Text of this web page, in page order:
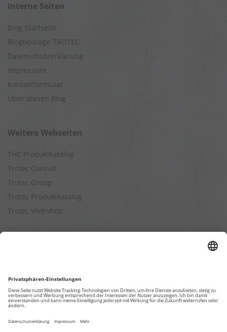
Interne Seiten
Blog Startseite
Blogbeiträge TROTEC
Datenschutzerklärung
Impressum
Kontaktformular
Über diesen Blog
Weitere Webseiten
THC Produktkatalog
Trotec Consult
Trotec Group
Trotec Produktkatalog
Trotec Webshop
Entfeuchtungsleistung berechnen
Kapazitätsberechnung für Luftreiniger
Klimatisierungsleistung berechnen
Ventilationsleistung berechnen